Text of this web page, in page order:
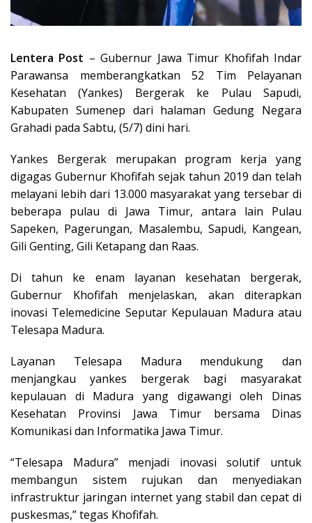
Lentera Post – Gubernur Jawa Timur Khofifah Indar
Parawansa memberangkatkan 52 Tim Pelayanan
Kesehatan (Yankes) Bergerak ke Pulau Sapudi,
Kabupaten Sumenep dari halaman Gedung Negara
Grahadi pada Sabtu, (5/7) dini hari.
Yankes Bergerak merupakan program kerja yang
digagas Gubernur Khofifah sejak tahun 2019 dan telah
melayani lebih dari 13.000 masyarakat yang tersebar di
beberapa pulau di Jawa Timur, antara lain Pulau
Sapeken, Pagerungan, Masalembu, Sapudi, Kangean,
Gili Genting, Gili Ketapang dan Raas.
Di tahun ke enam layanan kesehatan bergerak,
Gubernur Khofifah menjelaskan, akan diterapkan
inovasi Telemedicine Seputar Kepulauan Madura atau
Telesapa Madura.
Layanan Telesapa Madura mendukung dan
menjangkau yankes bergerak bagi masyarakat
kepulauan di Madura yang digawangi oleh Dinas
Kesehatan Provinsi Jawa Timur bersama Dinas
Komunikasi dan Informatika Jawa Timur.
“Telesapa Madura” menjadi inovasi solutif untuk
membangun sistem rujukan dan menyediakan
infrastruktur jaringan internet yang stabil dan cepat di
puskesmas,” tegas Khofifah.